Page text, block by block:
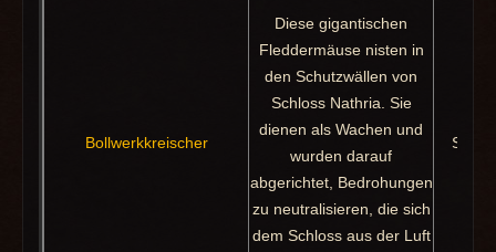
Bollwerkkreischer
Diese gigantischen
Fleddermäuse nisten in
den Schutzwällen von
Schloss Nathria. Sie
dienen als Wachen und
wurden darauf
abgerichtet, Bedrohungen
zu neutralisieren, die sich
dem Schloss aus der Luft